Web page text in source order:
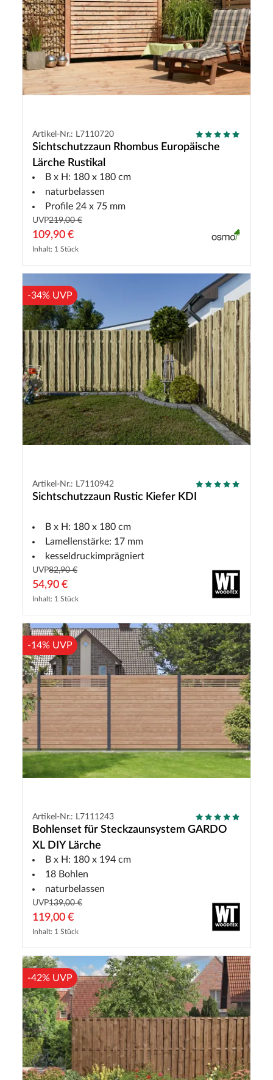
Artikel-Nr.: L7110720
Sichtschutzzaun Rhombus Europäische
Lärche Rustikal
B x H: 180 x 180 cm
naturbelassen
Profile 24 x 75 mm
UVP219,00 €
109,90 €
Inhalt: 1 Stück
-34% UVP
Artikel-Nr.: L7110942
Sichtschutzzaun Rustic Kiefer KDI
B x H: 180 x 180 cm
Lamellenstärke: 17 mm
kesseldruckimprägniert
UVP82,90 €
54,90 €
Inhalt: 1 Stück
-14% UVP
Artikel-Nr.: L7111243
Bohlenset für Steckzaunsystem GARDO
XL DIY Lärche
B x H: 180 x 194 cm
18 Bohlen
naturbelassen
UVP139,00 €
119,00 €
Inhalt: 1 Stück
-42% UVP